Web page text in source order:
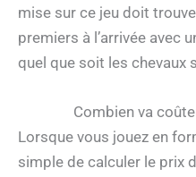
mise sur ce jeu doit
premiers à l’arrivée avec
quel que soit les chevaux
Combien va
Lorsque vous jouez en
simple de calculer le prix